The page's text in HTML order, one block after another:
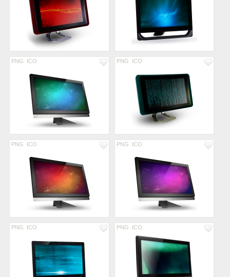
PNG ICO PNG ICO
PNG ICO PNG ICO
PNG ICO PNG ICO